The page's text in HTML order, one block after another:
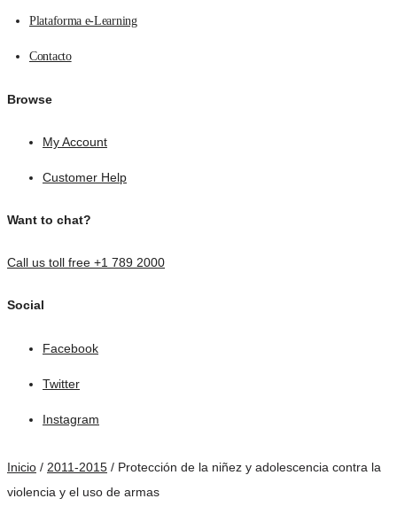
Plataforma e-Learning
Contacto
Browse
My Account
Customer Help
Want to chat?
Call us toll free +1 789 2000
Social
Facebook
Twitter
Instagram
Inicio / 2011-2015 / Protección de la niñez y adolescencia contra la
violencia y el uso de armas